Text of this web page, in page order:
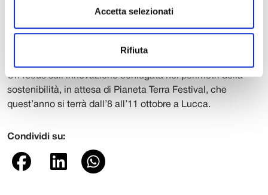
Accetta selezionati
Rifiuta
nucleare: intervistato da Giovanni Polidori, Petruzzi
garantire energia pulita, stabile e a zero emissioni anche in
Un focus sull’innovazione coniugata nei perimetri della
sostenibilità, in attesa di Pianeta Terra Festival, che
quest’anno si terrà dall’8 all’11 ottobre a Lucca.
Condividi su: